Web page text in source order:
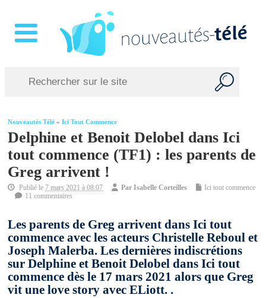
Nouveautés Télé »Ici Tout Commence
Delphine et Benoit Delobel dans Ici
tout commence (TF1) : les parents de
Greg arrivent !
Publié le 7 mars 2021 à 08:07 ParIsabelle Corteilles
Ici tout commence
11 commentaires
Les parents de Greg arrivent dans Ici tout
commence avec les acteurs Christelle Reboul et
Joseph Malerba. Les dernières indiscrétions
sur Delphine et Benoit Delobel dans Ici tout
commence dès le 17 mars 2021 alors que Greg
vit une love story avec ELiott. .